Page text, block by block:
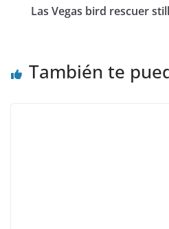
Las Vegas bird rescuer
También te